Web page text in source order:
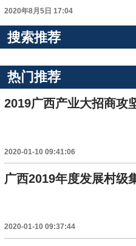
2020年8月5日 17:04
搜索推荐
热门推荐
2019广西产业大招商攻
2020-01-10 09:41:06
广西2019年度发展村级
2020-01-10 09:37:44